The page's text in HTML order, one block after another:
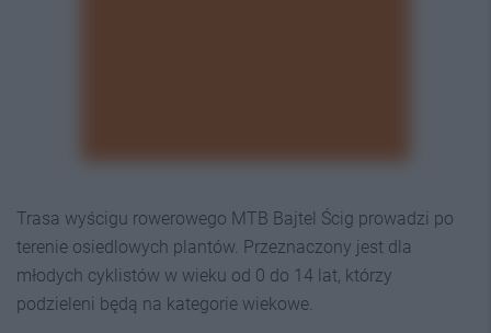
Trasa wyścigu rowerowego MTB Bajtel Ścig prowadzi po
terenie osiedlowych plantów. Przeznaczony jest dla
młodych cyklistów w wieku od 0 do 14 lat, którzy
podzieleni będą na kategorie wiekowe.